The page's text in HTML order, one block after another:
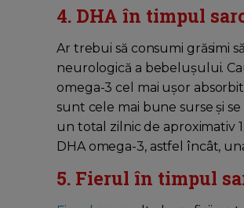
4. DHA în timpul
Ar trebui să consumi grăsimi
neurologică a bebelușului.
omega-3 cel mai ușor
sunt cele mai bune surse și
un total zilnic de aproximativ
DHA omega-3, astfel încât,
5. Fierul în timpul